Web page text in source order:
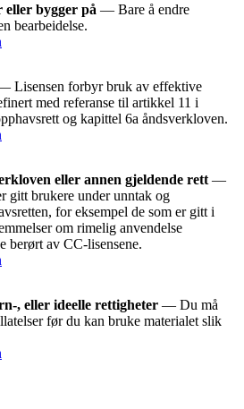
eller bygger på — Bare å endre
bearbeidelse.
Lisensen forbyr bruk av effektive
med referanse til artikkel 11 i
og kapittel 6a åndsverkloven.
eller annen gjeldende rett —
gitt brukere under unntak og
for eksempel de som er gitt i
om rimelig anvendelse
berørt av CC-lisensene.
, eller ideelle rettigheter — Du må
før du kan bruke materialet slik